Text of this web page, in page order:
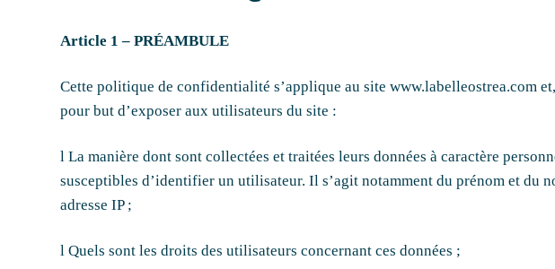
Article 1 – PRÉAMBULE
Cette politique de confidentialité s’applique au site www.labelleostrea.com
pour but d’exposer aux utilisateurs du site :
l La manière dont sont collectées et traitées leurs données à caractère
susceptibles d’identifier un utilisateur. Il s’agit notamment du prénom et du
adresse IP ;
l Quels sont les droits des utilisateurs concernant ces données ;